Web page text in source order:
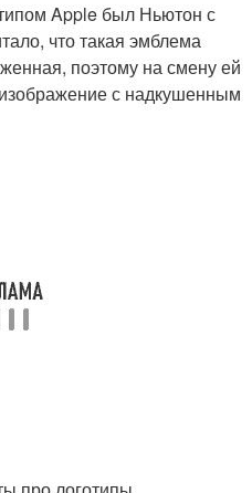
Apple был Ньютон с
что такая эмблема
поэтому на смену ей
с надкушенным